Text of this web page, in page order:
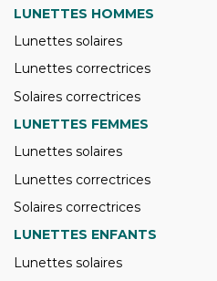
LUNETTES HOMMES
Lunettes solaires
Lunettes correctrices
Solaires correctrices
LUNETTES FEMMES
Lunettes solaires
Lunettes correctrices
Solaires correctrices
LUNETTES ENFANTS
Lunettes solaires